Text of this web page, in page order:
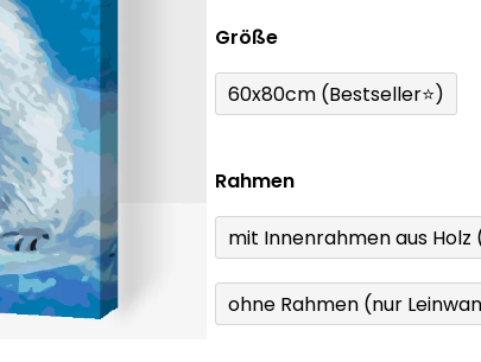
Größe
60x80cm (Bestseller⭐)
Rahmen
mit Innenrahmen aus
ohne Rahmen (nur